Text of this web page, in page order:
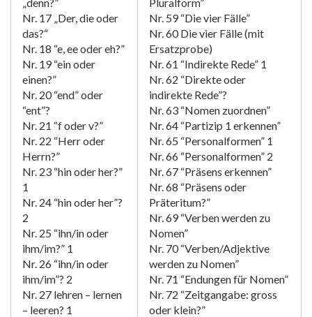
Nr. 17 „Der, die oder
das?“
Nr. 18 “e, ee oder eh?”
Nr. 19 “ein oder
einen?”
Nr. 20 “end” oder
“ent”?
Nr. 21 “f oder v?”
Nr. 22 “Herr oder
Herrn?”
Nr. 23 “hin oder her?”
1
Nr. 24 “hin oder her”?
2
Nr. 25 “ihn/in oder
ihm/im?” 1
Nr. 26 “ihn/in oder
ihm/im”? 2
Nr. 27 lehren – lernen
– leeren? 1
Nr. 59 “Die vier Fälle”
Nr. 60 Die vier Fälle (mit
Ersatzprobe)
Nr. 61 “Indirekte Rede” 1
Nr. 62 “Direkte oder
indirekte Rede”?
Nr. 63 “Nomen zuordnen”
Nr. 64 “Partizip 1 erkennen”
Nr. 65 “Personalformen” 1
Nr. 66 “Personalformen” 2
Nr. 67 “Präsens erkennen”
Nr. 68 “Präsens oder
Präteritum?”
Nr. 69 “Verben werden zu
Nomen”
Nr. 70 “Verben/Adjektive
werden zu Nomen”
Nr. 71 “Endungen für Nomen”
Nr. 72 “Zeitgangabe: gross
oder klein?”